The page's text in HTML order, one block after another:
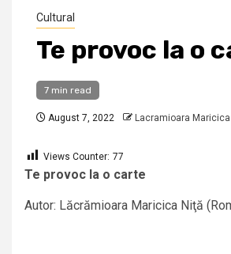
Cultural
Te provoc la o
7 min read
August 7, 2022 Lacramioara
Views Counter: 77
Te provoc la o carte
Autor: Lăcrămioara Maricica Niţă